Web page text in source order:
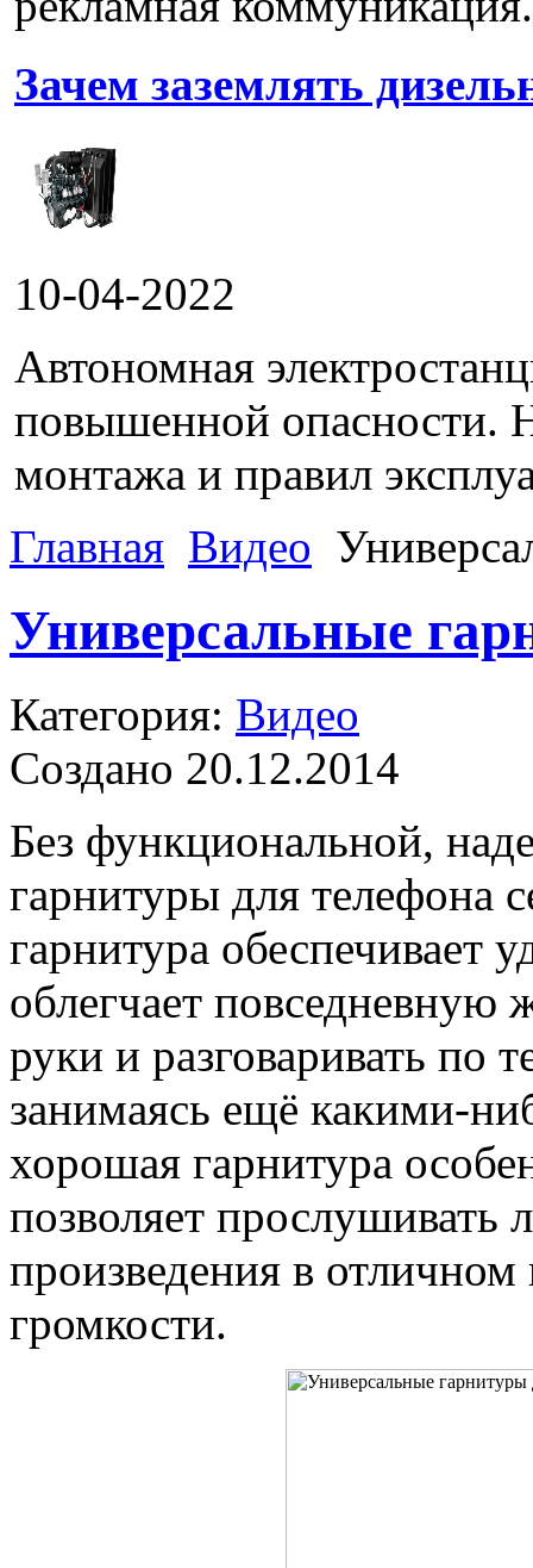
Зачем заземлять
10-04-2022
Автономная
повышенной опасности.
монтажа и правил
Главная Видео
Универсальные
Категория: Видео
Создано 20.12.2014
Без функциональной,
гарнитуры для телефона
гарнитура обеспечивает
облегчает повседневную
руки и разговаривать по
занимаясь ещё какими-
хорошая гарнитура
позволяет
произведения в
громкости.